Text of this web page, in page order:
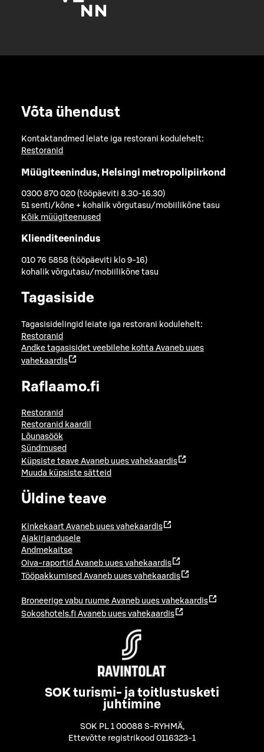
Võta ühendust
Kontaktandmed leiate iga restorani kodulehelt:
Restoranid
Müügiteenindus, Helsingi metropolipiirkond
0300 870 020 (tööpäeviti 8.30-16.30)
51 senti/kõne + kohalik võrgutasu/mobiilikõne tasu
Kõik müügiteenused
Klienditeenindus
010 76 5858 (tööpäeviti klo 9-16)
kohalik võrgutasu/mobiilikõne tasu
Tagasiside
Tagasisidelingid leiate iga restorani kodulehelt:
Restoranid
Andke tagasisidet veebilehe kohta Avaneb uues
vahekaardis
Raflaamo.fi
Restoranid
Restoranid kaardil
Lõunasöök
Sündmused
Küpsiste teave Avaneb uues vahekaardis
Muuda küpsiste sätteid
Üldine teave
Kinkekaart Avaneb uues vahekaardis
Ajakirjandusele
Andmekaitse
Oiva-raportid Avaneb uues vahekaardis
Tööpakkumised Avaneb uues vahekaardis
Broneerige vabu ruume Avaneb uues vahekaardis
Sokoshotels.fi Avaneb uues vahekaardis
SOK turismi- ja toitlustusketi
juhtimine
SOK PL 1 00088 S-RYHMÄ,
Ettevõtte registrikood 0116323-1